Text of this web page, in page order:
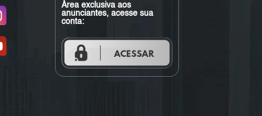
Área exclusiva aos
anunciantes, acesse sua
conta: